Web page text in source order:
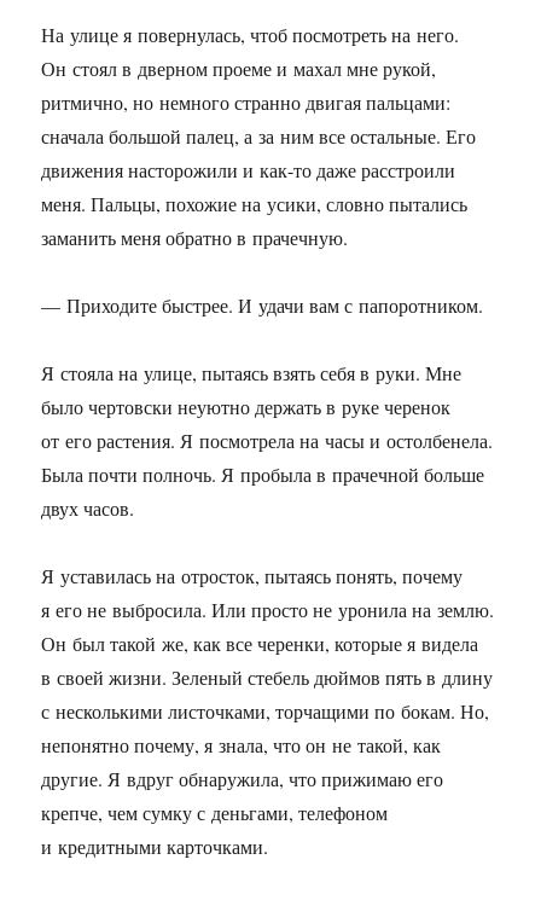
На улице я повернулась, чтоб посмотреть на него.
Он стоял в дверном проеме и махал мне рукой,
ритмично, но немного странно двигая пальцами:
сначала большой палец, а за ним все остальные. Его
движения насторожили и как-то даже расстроили
меня. Пальцы, похожие на усики, словно пытались
заманить меня обратно в прачечную.
— Приходите быстрее. И удачи вам с папоротником.
Я стояла на улице, пытаясь взять себя в руки. Мне
было чертовски неуютно держать в руке черенок
от его растения. Я посмотрела на часы и остолбенела.
Была почти полночь. Я пробыла в прачечной больше
двух часов.
Я уставилась на отросток, пытаясь понять, почему
я его не выбросила. Или просто не уронила на землю.
Он был такой же, как все черенки, которые я видела
в своей жизни. Зеленый стебель дюймов пять в длину
с несколькими листочками, торчащими по бокам. Но,
непонятно почему, я знала, что он не такой, как
другие. Я вдруг обнаружила, что прижимаю его
крепче, чем сумку с деньгами, телефоном
и кредитными карточками.